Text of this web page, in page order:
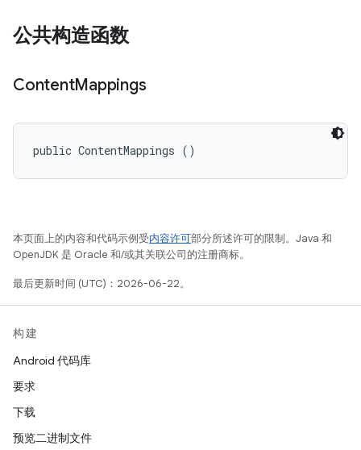
公共构造函数
ContentMappings
public ContentMappings ()
本页面上的内容和代码示例受内容许可部分所述许可的限制。Java 和
OpenJDK 是 Oracle 和/或其关联公司的注册商标。
最后更新时间 (UTC)：2026-06-22。
构建
Android 代码库
要求
下载
预览二进制文件